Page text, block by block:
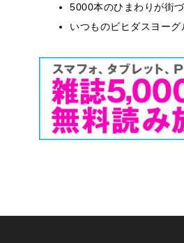
5000本のひまわりが街
いつものビヒダスヨー